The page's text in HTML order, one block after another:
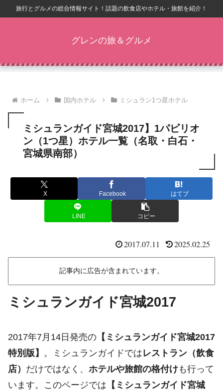
旅行とグルメの総合情報サイト！話題の飲食店やホテル・旅館を紹介！
グレンの旅＆グルメ
ホーム 国内ホテル ミシュラン1つ星ホテル
ミシュランガイド宮城2017】1パビリオ
ン（1つ星）ホテル一覧（名取・白石・
宮城県南部）
X Facebook はてブ
LINE コピー
2017.07.11 2025.02.25
記事内に広告が含まれています。
ミシュランガイド宮城2017
2017年7月14日発売の 【ミシュランガイド宮城2017
特別版】 。ミシュランガイドではレストラン（飲食
店） だけではなく、 ホテルや旅館の格付けも行って
います。このページでは 【ミシュランガイド宮城